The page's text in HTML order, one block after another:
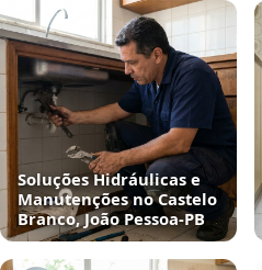
Soluções Hidráulicas e
Manutenções no Castelo
Branco, João Pessoa‑PB